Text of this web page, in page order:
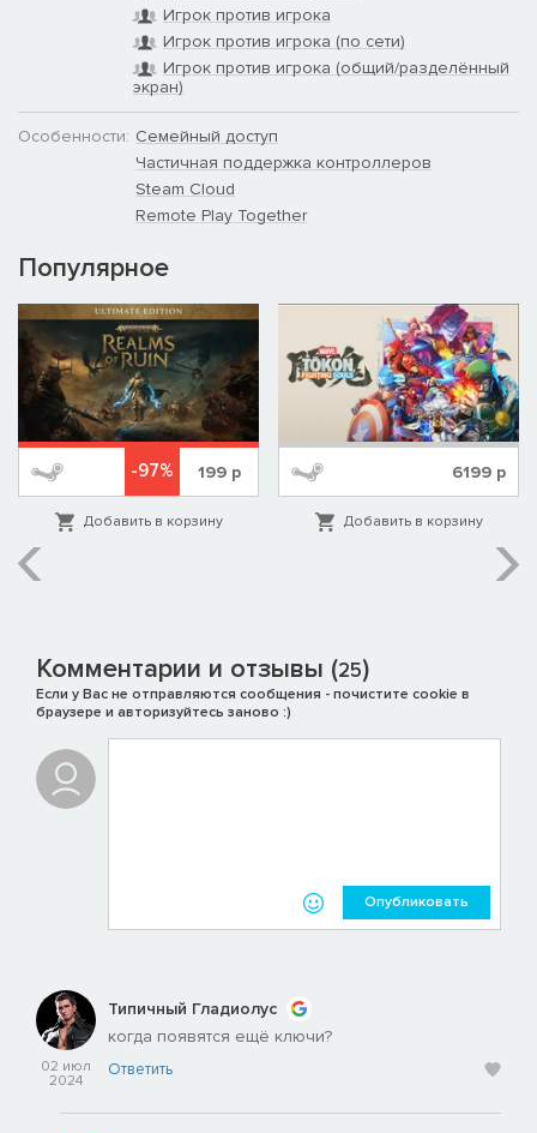
Игрок против игрока
Игрок против игрока (по сети)
Игрок против игрока (общий/разделённый
экран)
Особенности: Семейный доступ
Частичная поддержка контроллеров
Steam Cloud
Remote Play Together
Популярное
-97% 199р
Добавить в корзину
6199 р
Добавить в корзину
Комментарии и отзывы (25)
Если у Вас не отправляются сообщения - почистите cookie в
браузере и авторизуйтесь заново :)
Опубликовать
02 июл
2024
Типичный Гладиолус
когда появятся ещё ключи?
Ответить